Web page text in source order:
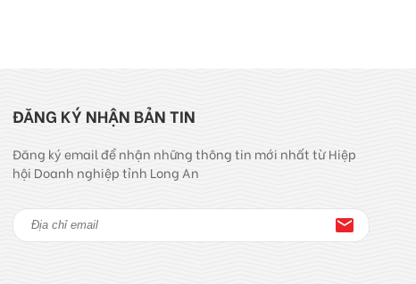
ĐĂNG KÝ NHẬN BẢN TIN
Đăng ký email để nhận những thông tin mới nhất từ Hiệp
hội Doanh nghiệp tỉnh Long An